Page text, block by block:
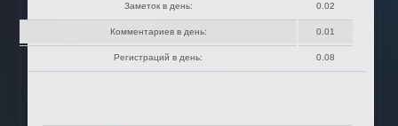
Заметок в день: 0.02
Комментариев в день: 0.01
Регистраций в день: 0.08